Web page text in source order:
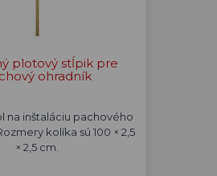
plotový stĺpik pre
ohradník
na inštaláciu pachového
kolíka sú 100 × 2,5
× 2,5 cm.